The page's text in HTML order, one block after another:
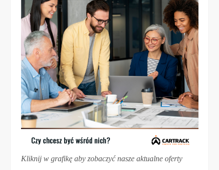
Kliknij w grafikę aby zobaczyć nasze aktualne oferty